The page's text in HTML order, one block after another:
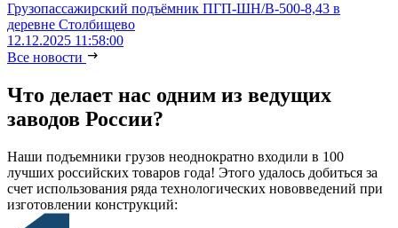
Грузопассажирский подъёмник ПГП-ШН/В-500-8,43 в
деревне Столбищево
12.12.2025 11:58:00
Все новости
Что делает нас одним из ведущих
заводов России?
Наши подъемники грузов неоднократно входили в 100
лучших российских товаров года! Этого удалось добиться за
счет использования ряда технологических нововведений при
изготовлении конструкций: